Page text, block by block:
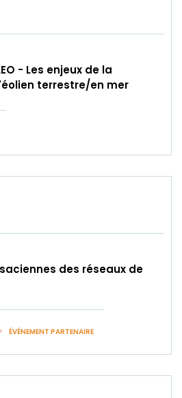
- Les enjeux de la
terrestre/en mer
des réseaux de
ÉVÉNEMENT PARTENAIRE